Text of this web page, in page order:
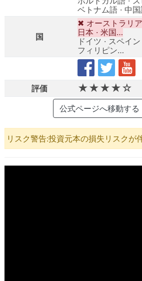
ベトナム語 · 中
国
✖ オーストラリア
日本 · 米国…
ドイツ · スペイ
フィリピン…
評価 ★★★★☆
公式ページへ移動する
リスク警告:投資元本の損失リスクが